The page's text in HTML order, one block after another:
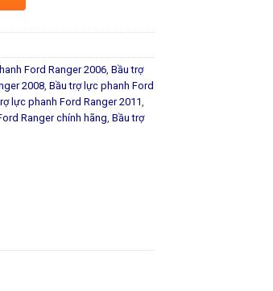
Ford Ranger 2006 Bầu trợ
2008 Bầu trợ lực phanh Ford
lực phanh Ford Ranger 2011
Ranger chính hãng Bầu trợ